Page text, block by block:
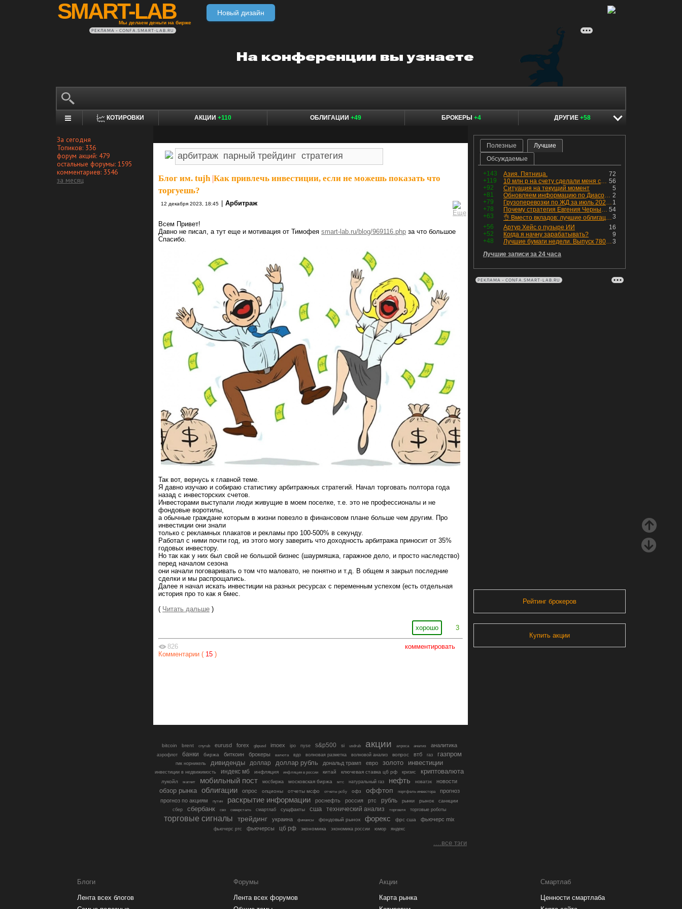
SMART-LAB
Мы делаем деньги на бирже
Новый дизайн
РЕКЛАМА • CONFA.SMART-LAB.RU
КОТИРОВКИ АКЦИИ +110 ОБЛИГАЦИИ +49 БРОКЕРЫ +4 ДРУГИЕ +58
За сегодня
Топиков: 336
форум акций: 479
остальные форумы: 1595
комментариев: 3546
за месяц
Блог им. tujh| Как привлечь инвестиции, если не можешь показать что
торгуешь?
12 декабря 2023, 18:45 Арбитраж
Всем Привет!
Давно не писал, а тут еще и мотивация от Тимофея smart-lab.ru/blog/969116.php за что большое
Спасибо.
Так вот, вернусь к главной теме.
Я давно изучаю и собираю статистику арбитражных стратегий. Начал торговать полтора года
назад с инвесторских счетов.
Инвесторами выступали люди живущие в моем поселке, т.е. это не профессионалы и не
фондовые воротилы,
а обычные граждане которым в жизни повезло в финансовом плане больше чем другим. Про
инвестиции они знали
только с рекламных плакатов и рекламы про 100-500% в секунду.
Работал с ними почти год, из этого могу заверить что доходность арбитража приносит от 35%
годовых инвестору.
Но так как у них был свой не большой бизнес (шаурмяшка, гаражное дело, и просто наследство)
перед началом сезона
они начали поговаривать о том что маловато, не понятно и т.д. В общем я закрыл последние
сделки и мы распрощались.
Далее я начал искать инвестиции на разных ресурсах с переменным успехом (есть отдельная
история про то как я 6мес.
( Читать дальше )
хорошо 3
комментировать
826
Комментарии ( 15 )
Полезные
Лучшие
Обсуждаемые
+143 72
Азия. Пятница.
+119
56
10 млн р на счету сделали меня счастливым? Ожидание vs Реальность!
+92
5
Ситуация на текущий момент
+81
2
Обновляем информацию по Диасофту: дивиденды и выкуп
+79
1
Грузоперевозки по ЖД за июль 2026 г. — четвёртый месяц подряд роста, чёрные металлы на уровне прошлого года, а каменный уголь в плюсе.
+78
54
Почему стратегия Евгения Черных приведет вас к убыткам в 2026 году
+63
3
👌 Вместо вкладов: лучшие облигации — только супер надёжные
+56
16
Артур Хейс о пузыре ИИ
+52
9
Когда я начну зарабатывать?
+48
3
Лучшие бумаги недели. Выпуск 780 – обновления для пятницы
Лучшие записи за 24 часа
РЕКЛАМА • CONFA.SMART-LAB.RU
Рейтинг брокеров
Купить акции
bitcoin brent cnyrub eurusd forex gbpusd imoex ipo nyse s&p500 si usdrub акции алроса анализ аналитика
аэрофлот банки биржа биткоин брокеры валюта вдо волновая разметка волновой анализ вопрос втб газ газпром
гмк норникель дивиденды доллар доллар рубль дональд трамп евро золото инвестиции
инвестиции в недвижимость индекс мб инфляция инфляция в россии китай ключевая ставка цб рф кризис криптовалюта
лукойл магнит мобильный пост мосбиржа московская биржа мтс натуральный газ нефть новатэк новости
обзор рынка облигации опрос опционы отчеты мсфо отчеты рсбу офз оффтоп портфель инвестора
прогноз
прогноз по акциям
путин раскрытие информации роснефть россия ртс рубль рынки рынок санкции
сбер сбербанк сво северсталь смартлаб сущфакты сша технический анализ торговля торговые роботы
торговые сигналы трейдинг украина финансы фондовый рынок форекс фрс сша фьючерс mix
фьючерс ртс фьючерсы цб рф экономика экономика россии юмор яндекс
....все тэги
Блоги
Лента всех блогов
Форумы
Лента всех форумов
Акции
Карта рынка
Смартлаб
Ценности смартлаба